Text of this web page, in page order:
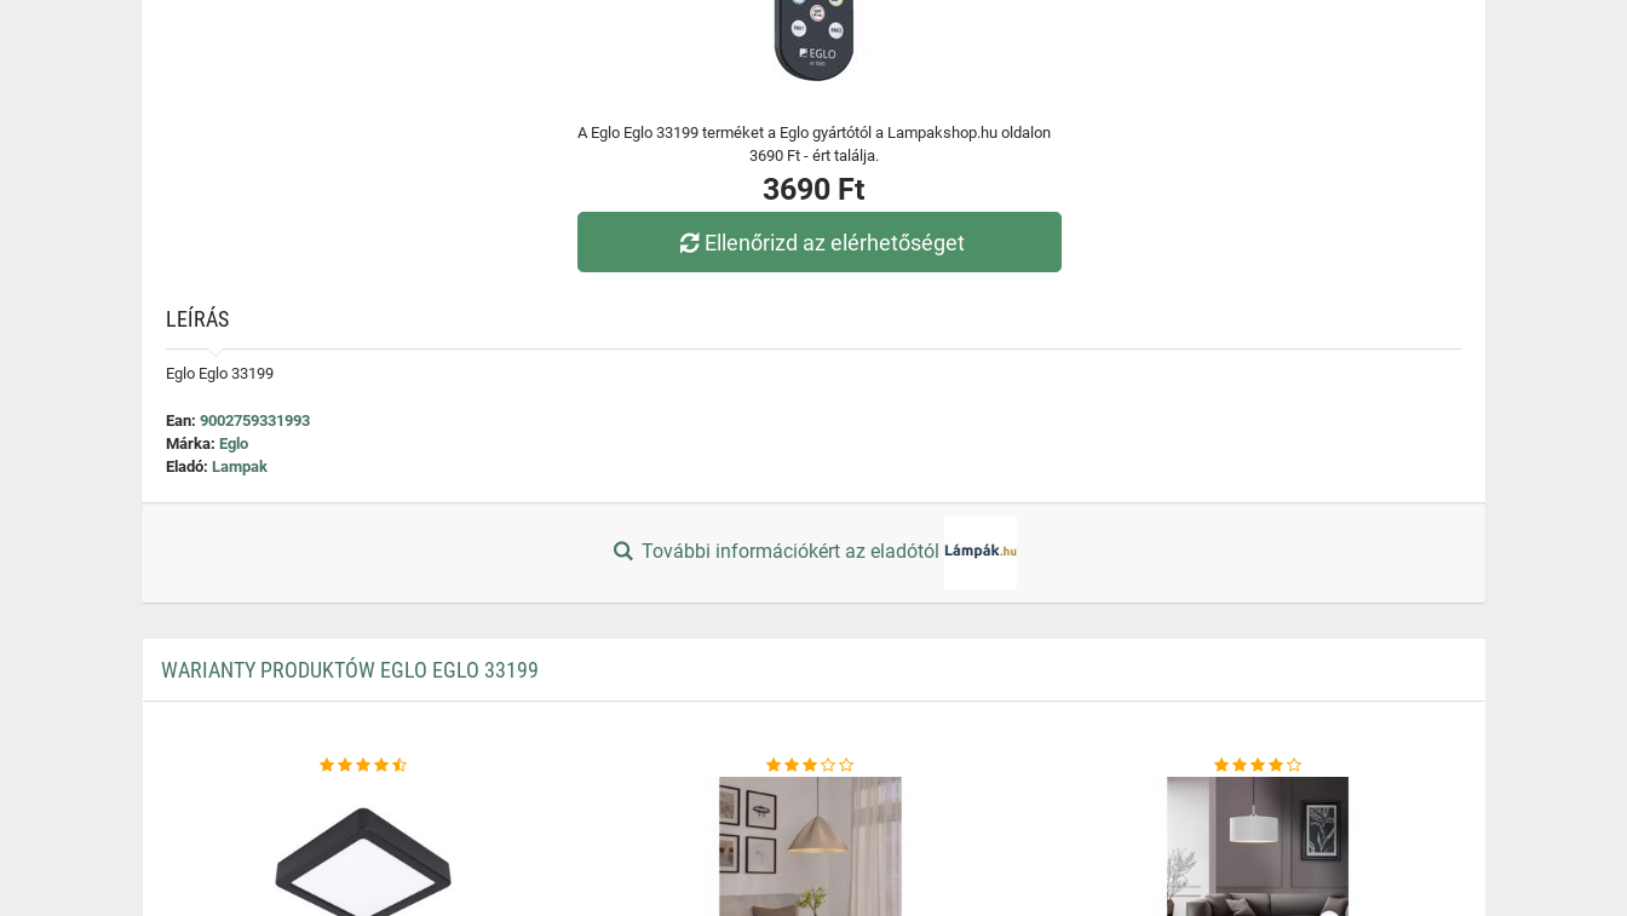
A Eglo Eglo 33199 terméket a Eglo gyártótól a Lampakshop.hu oldalon
3690 Ft - ért találja.
3690 Ft
Ellenőrizd az elérhetőséget
LEÍRÁS
Eglo Eglo 33199
Ean: 9002759331993
Márka: Eglo
Eladó: Lampak
További információkért az eladótól
WARIANTY PRODUKTÓW EGLO EGLO 33199